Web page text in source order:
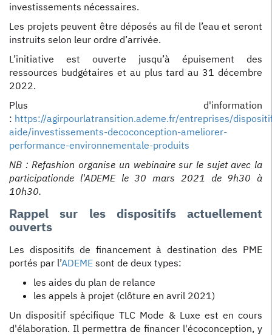
investissements nécessaires.
Les projets peuvent être déposés au fil de l’eau et seront
instruits selon leur ordre d’arrivée.
L’initiative est ouverte jusqu’à épuisement des
ressources budgétaires et au plus tard au 31 décembre
2022.
Plus d'information
: https://agirpourlatransition.ademe.fr/entreprises/
aide/investissements-decoconception-ameliorer-
performance-environnementale-produits
NB : Refashion organise un webinaire sur le sujet avec la
participationde l'ADEME le 30 mars 2021 de 9h30 à
10h30.
Rappel sur les dispositifs actuellement
ouverts
Les dispositifs de financement à destination des PME
portés par l’ADEME sont de deux types:
les aides du plan de relance
les appels à projet (clôture en avril 2021)
Un dispositif spécifique TLC Mode & Luxe est en cours
d'élaboration. Il permettra de financer l'écoconception, y